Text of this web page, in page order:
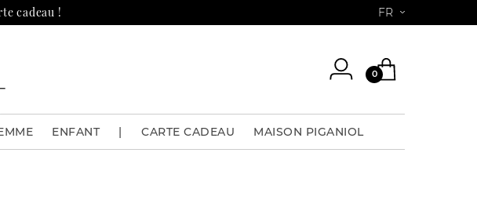
cadeau ! FR
0
ENFANT | CARTE CADEAU MAISON PIGANIOL